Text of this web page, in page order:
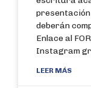
deberán
Enlace al
Instagram
LEER MÁS